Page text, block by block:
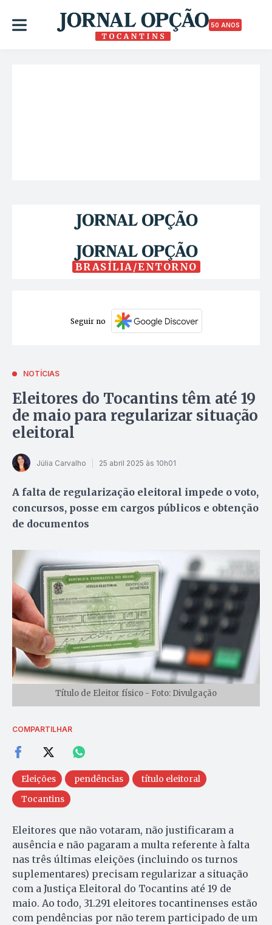
50 ANOS
BRASÍLIA/ENTORNO
Seguir no
NOTÍCIAS
Eleitores do Tocantins têm até 19
de maio para regularizar situação
eleitoral
Júlia Carvalho 25 abril 2025 às 10h01
A falta de regularização eleitoral impede o voto,
concursos, posse em cargos públicos e obtenção
de documentos
Título de Eleitor físico - Foto: Divulgação
COMPARTILHAR
Eleições pendências
título eleitoral
Tocantins
Eleitores que não votaram, não justificaram a
ausência e não pagaram a multa referente à falta
nas três últimas eleições (incluindo os turnos
suplementares) precisam regularizar a situação
com a Justiça Eleitoral do Tocantins até 19 de
maio. Ao todo, 31.291 eleitores tocantinenses estão
com pendências por não terem participado de um